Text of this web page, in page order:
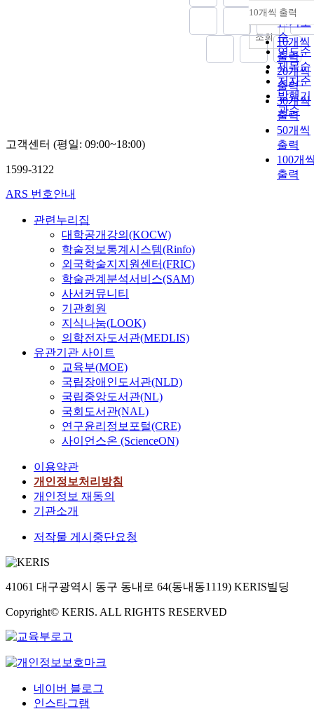
순
인기도
순
연도순
제목순
저자순
발행기
관순
내림차
10개씩 출력
10개씩
출력
20개씩
출력
30개씩
출력
50개씩
출력
100개
출력
조회
고객센터 (평일: 09:00~18:00)
1599-3122
ARS 번호안내
관련누리집
대학공개강의(KOCW)
학술정보통계시스템(Rinfo)
외국학술지지원센터(FRIC)
학술관계분석서비스(SAM)
사서커뮤니티
기관회원
지식나눔(LOOK)
의학전자도서관(MEDLIS)
유관기관 사이트
교육부(MOE)
국립장애인도서관(NLD)
국립중앙도서관(NL)
국회도서관(NAL)
연구윤리정보포털(CRE)
사이언스온 (ScienceON)
이용약관
개인정보처리방침
개인정보 재동의
기관소개
저작물 게시중단요청
41061 대구광역시 동구 동내로 64(동내동1119) KERIS빌딩
Copyright© KERIS. ALL RIGHTS RESERVED
네이버 블로그
인스타그램